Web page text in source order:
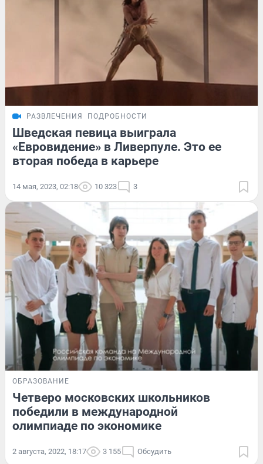
РАЗВЛЕЧЕНИЯ ПОДРОБНОСТИ
Шведская певица выиграла
«Евровидение» в Ливерпуле. Это ее
вторая победа в карьере
14 мая, 2023, 02:18 10 323 3
ОБРАЗОВАНИЕ
Четверо московских школьников
победили в международной
олимпиаде по экономике
2 августа, 2022, 18:17 3 155 Обсудить